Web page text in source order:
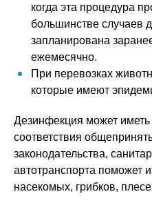
когда эта процедура
большинстве случаев
запланирована
ежемесячно.
При перевозках
которые имеют
Дезинфекция может
соответствия
законодательства,
автотранспорта поможет
насекомых, грибков,